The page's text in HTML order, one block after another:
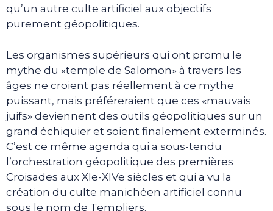
qu’un autre culte artificiel aux objectifs
purement géopolitiques.
Les organismes supérieurs qui ont promu le
mythe du «temple de Salomon» à travers les
âges ne croient pas réellement à ce mythe
puissant, mais préféreraient que ces «mauvais
juifs» deviennent des outils géopolitiques sur un
grand échiquier et soient finalement exterminés.
C’est ce même agenda qui a sous-tendu
l’orchestration géopolitique des premières
Croisades aux XIe-XIVe siècles et qui a vu la
création du culte manichéen artificiel connu
sous le nom de Templiers.